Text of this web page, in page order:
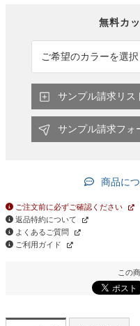
サンプル請求リス
サンプル請求フォ
商品に
ご注文前に必ずご確認ください
返品特約について
よくあるご質問
ご利用ガイド
この